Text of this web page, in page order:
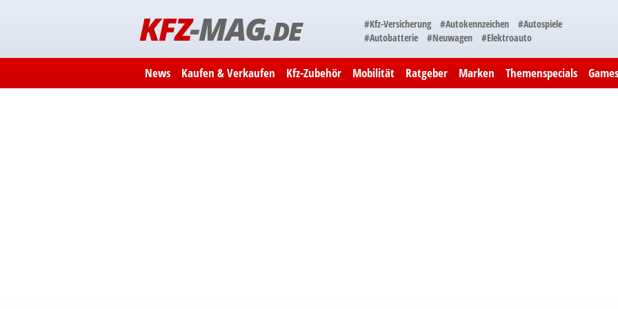
KFZ-MAG.DE #Kfz-Versicherung #Autokennzeichen
#Autospiele
#Autobatterie
#Neuwagen #Elektroauto
News Kaufen & Verkaufen Kfz-Zubehör Mobilität Ratgeber Marken Themenspecials Games